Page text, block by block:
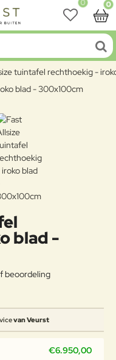
0 0
tuintafel rechthoekig -
blad -
van Veurst
beoordeling
€6.950,00